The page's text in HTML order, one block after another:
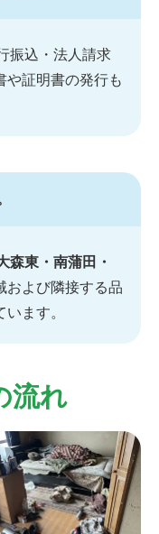
振込・法人請求
や証明書の発行も
森東・南蒲田・
および隣接する品
ます。
流れ